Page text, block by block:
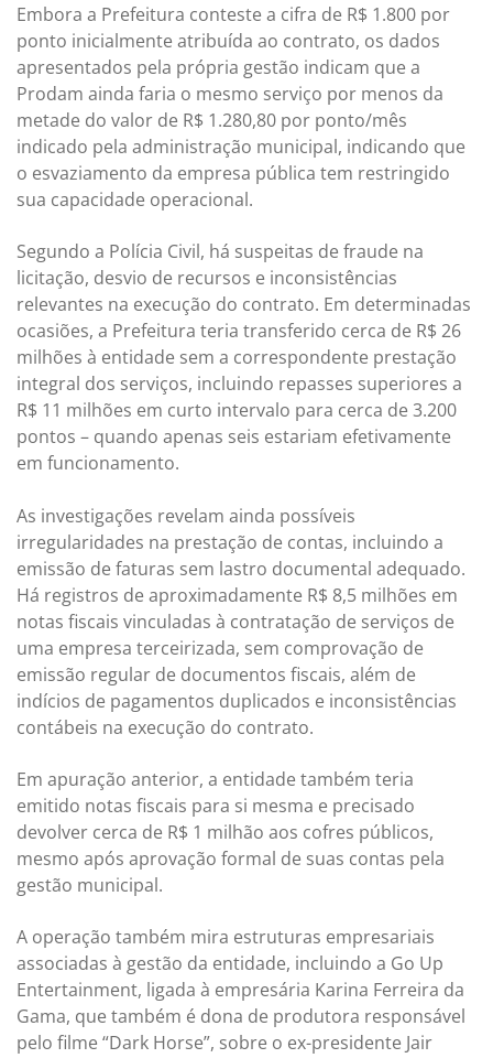
Embora a Prefeitura conteste a cifra de R$ 1.800 por
ponto inicialmente atribuída ao contrato, os dados
apresentados pela própria gestão indicam que a
Prodam ainda faria o mesmo serviço por menos da
metade do valor de R$ 1.280,80 por ponto/mês
indicado pela administração municipal, indicando que
o esvaziamento da empresa pública tem restringido
sua capacidade operacional.
Segundo a Polícia Civil, há suspeitas de fraude na
licitação, desvio de recursos e inconsistências
relevantes na execução do contrato. Em determinadas
ocasiões, a Prefeitura teria transferido cerca de R$ 26
milhões à entidade sem a correspondente prestação
integral dos serviços, incluindo repasses superiores a
R$ 11 milhões em curto intervalo para cerca de 3.200
pontos – quando apenas seis estariam efetivamente
em funcionamento.
As investigações revelam ainda possíveis
irregularidades na prestação de contas, incluindo a
emissão de faturas sem lastro documental adequado.
Há registros de aproximadamente R$ 8,5 milhões em
notas fiscais vinculadas à contratação de serviços de
uma empresa terceirizada, sem comprovação de
emissão regular de documentos fiscais, além de
indícios de pagamentos duplicados e inconsistências
contábeis na execução do contrato.
Em apuração anterior, a entidade também teria
emitido notas fiscais para si mesma e precisado
devolver cerca de R$ 1 milhão aos cofres públicos,
mesmo após aprovação formal de suas contas pela
gestão municipal.
A operação também mira estruturas empresariais
associadas à gestão da entidade, incluindo a Go Up
Entertainment, ligada à empresária Karina Ferreira da
Gama, que também é dona de produtora responsável
pelo filme “Dark Horse”, sobre o ex-presidente Jair